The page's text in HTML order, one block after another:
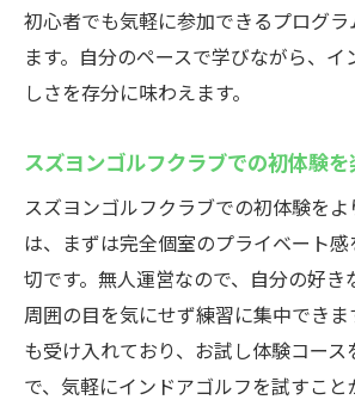
初心者でも気軽に参加できるプログ
ます。自分のペースで学びながら、
しさを存分に味わえます。
スズヨンゴルフクラブでの初体験
スズヨンゴルフクラブでの初体験を
は、まずは完全個室のプライベート
切です。無人運営なので、自分の好き
周囲の目を気にせず練習に集中できま
も受け入れており、お試し体験コース
で、気軽にインドアゴルフを試すこと